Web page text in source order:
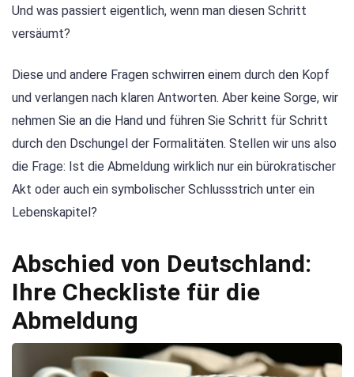
Und was passiert eigentlich, wenn man diesen Schritt
versäumt?
Diese und andere Fragen schwirren einem durch den Kopf
und verlangen nach klaren Antworten. Aber keine Sorge, wir
nehmen Sie an die Hand und führen Sie Schritt für Schritt
durch den Dschungel der Formalitäten. Stellen wir uns also
die Frage: Ist die Abmeldung wirklich nur ein bürokratischer
Akt oder auch ein symbolischer Schlussstrich unter ein
Lebenskapitel?
Abschied von Deutschland:
Ihre Checkliste für die
Abmeldung